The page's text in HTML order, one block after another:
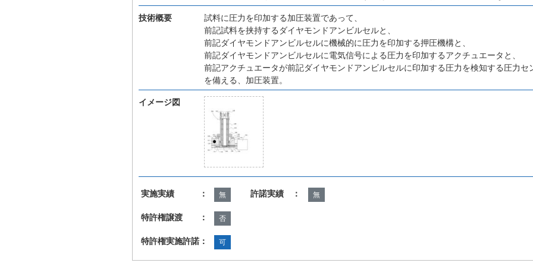
技術概要
試料に圧力を印加する加圧装置であって、
前記試料を挟持するダイヤモンドアンビルセルと、
前記ダイヤモンドアンビルセルに機械的に圧力を印加する押圧機構と、
前記ダイヤモンドアンビルセルに電気信号による圧力を印加するアクチュエータと、
前記アクチュエータが前記ダイヤモンドアンビルセルに印加する圧力を検知する圧力セ
を備える、加圧装置。
イメージ図
実施実績 ： 無 許諾実績 ： 無
特許権譲渡 ： 否
特許権実施許諾： 可